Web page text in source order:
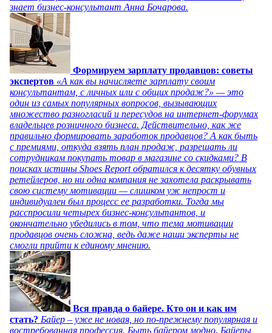
знает бизнес-консультант Анна Бочарова.
Формируем зарплату продавцов: советы
экспертов «А как вы начисляете зарплату своим
консультантам, с личных или с общих продаж?» — это
один из самых популярных вопросов, вызывающих
множество разногласий и пересудов на интернет-форумах
владельцев розничного бизнеса. Действительно, как же
правильно формировать заработок продавцов? А как быть
с премиями, откуда взять план продаж, разрешать ли
сотрудникам покупать товар в магазине со скидками? В
поисках истины Shoes Report обратился к десятку обувных
ретейлеров, но ни одна компания не захотела раскрывать
свою систему мотивации — слишком уж непрост и
индивидуален был процесс ее разработки. Тогда мы
расспросили четырех бизнес-консультантов, и
окончательно убедились в том, что тема мотивации
продавцов очень сложна, ведь даже наши эксперты не
смогли прийти к единому мнению.
Вся правда о байере. Кто он и как им
стать? Байер – уже не новая, но по-прежнему популярная и
востребованная профессия. Быть байером модно. Байеры